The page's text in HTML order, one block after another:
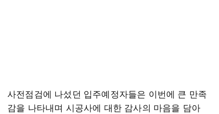
사전점검에 나섰던 입주예정자들은 이번에 큰 만족
감을 나타내며 시공사에 대한 감사의 마음을 담아